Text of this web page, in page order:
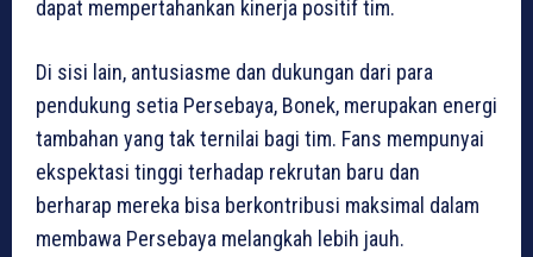
dapat mempertahankan kinerja positif tim.
Di sisi lain, antusiasme dan dukungan dari para
pendukung setia Persebaya, Bonek, merupakan energi
tambahan yang tak ternilai bagi tim. Fans mempunyai
ekspektasi tinggi terhadap rekrutan baru dan
berharap mereka bisa berkontribusi maksimal dalam
membawa Persebaya melangkah lebih jauh.